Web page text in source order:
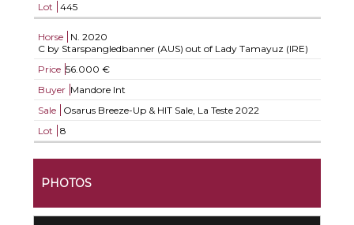
Lot
445
Horse N. 2020
C by Starspangledbanner (AUS) out of Lady Tamayuz (IRE)
Price 56.000 €
Buyer Mandore Int
Sale
Osarus Breeze-Up & HIT Sale, La Teste 2022
Lot
8
PHOTOS